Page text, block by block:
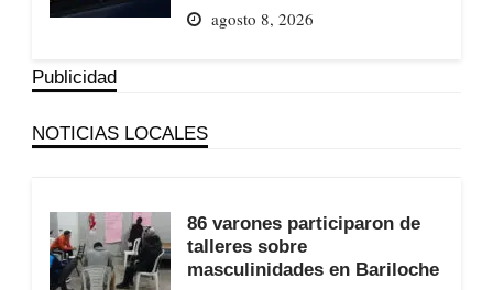
agosto 8, 2026
Publicidad
NOTICIAS LOCALES
86 varones participaron de
talleres sobre
masculinidades en Bariloche